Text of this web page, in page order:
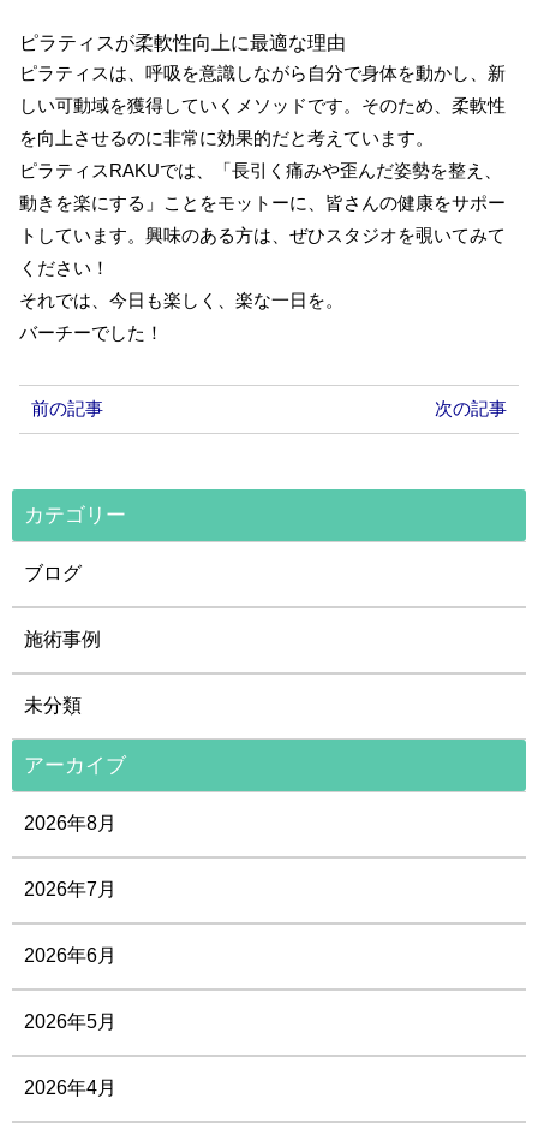
ピラティスが柔軟性向上に最適な理由
ピラティスは、呼吸を意識しながら自分で身体を動かし、新
しい可動域を獲得していくメソッドです。そのため、柔軟性
を向上させるのに非常に効果的だと考えています。
ピラティスRAKUでは、「長引く痛みや歪んだ姿勢を整え、
動きを楽にする」ことをモットーに、皆さんの健康をサポー
トしています。興味のある方は、ぜひスタジオを覗いてみて
ください！
それでは、今日も楽しく、楽な一日を。
バーチーでした！
前の記事 次の記事
カテゴリー
ブログ
施術事例
未分類
アーカイブ
2026年8月
2026年7月
2026年6月
2026年5月
2026年4月